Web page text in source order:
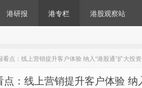
港研报 港专栏 港股观察站
点：线上营销提升客户体验 纳入“港股通”扩大投
：线上营销提升客户体验 纳